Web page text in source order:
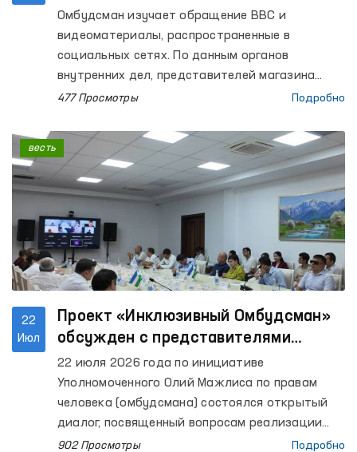
Омбудсман изучает обращение BBC и
видеоматериалы, распространенные в
социальных сетях. По данным органов
внутренних дел, представителей магазина
неоднократно предупреждали о
материалов с пешеходной дорожки, однако
эти требования не были выполнены и двое
граждан были привлечены к
административной ответственности. А в
обращении утверждается, что при
доставлении задержанных в здание УВД к ним
была применена чрезмерная сила. Органами
внутренних дел отвергнуты данные доводы,
рамках своих полномочий.
477 Просмотры Подробно
22
Июл
Проект «Инклюзивный Омбудсман»
обсужден с представителями
гражданского общества
22 июля 2026 года по инициативе
Уполномоченного Олий Мажлиса по правам
человека (омбудсмана) состоялся открытый
диалог, посвященный вопросам реализации
проекта «Инклюзивный Омбудсман».
902 Просмотры Подробно
весть